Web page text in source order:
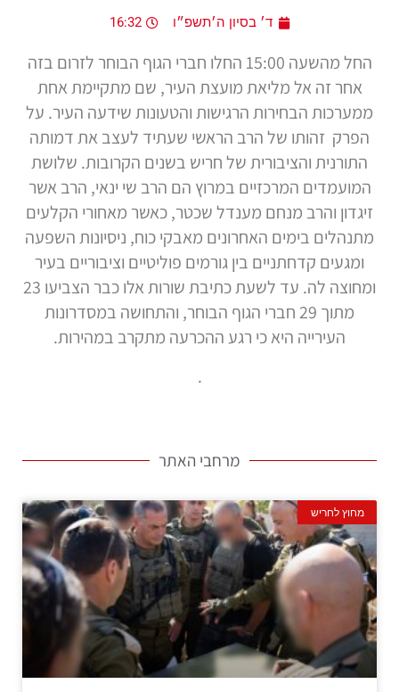
ד׳ בסיון ה׳תשפ״ו 16:32
החל מהשעה 15:00 החלו חברי הגוף הבוחר לזרום בזה
אחר זה אל מליאת מועצת העיר, שם מתקיימת אחת
ממערכות הבחירות הרגישות והטעונות שידעה העיר. על
הפרק זהותו של הרב הראשי שעתיד לעצב את דמותה
התורנית והציבורית של חריש בשנים הקרובות. שלושת
המועמדים המרכזיים במרוץ הם הרב שי ינאי, הרב אשר
זיגדון והרב מנחם מענדל שכטר, כאשר מאחורי הקלעים
מתנהלים בימים האחרונים מאבקי כוח, ניסיונות השפעה
ומגעים קדחתניים בין גורמים פוליטיים וציבוריים בעיר
ומחוצה לה. עד לשעת כתיבת שורות אלו כבר הצביעו 23
מתוך 29 חברי הגוף הבוחר, והתחושה במסדרונות
העירייה היא כי רגע ההכרעה מתקרב במהירות.
.
מרחבי האתר
מחוץ לחריש